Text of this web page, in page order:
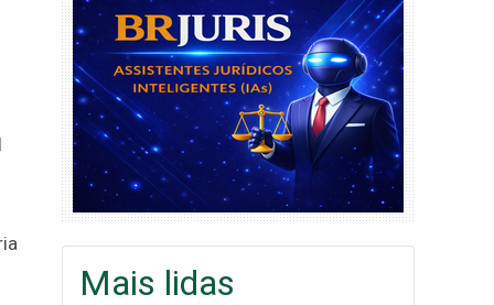
Mais lidas